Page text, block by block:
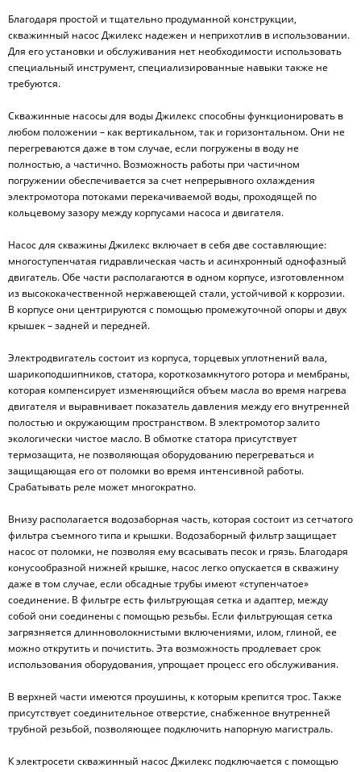
Благодаря простой и тщательно продуманной конструкции,
скважинный насос Джилекс надежен и неприхотлив в использовании.
Для его установки и обслуживания нет необходимости использовать
специальный инструмент, специализированные навыки также не
требуются.
Скважинные насосы для воды Джилекс способны функционировать в
любом положении – как вертикальном, так и горизонтальном. Они не
перегреваются даже в том случае, если погружены в воду не
полностью, а частично. Возможность работы при частичном
погружении обеспечивается за счет непрерывного охлаждения
электромотора потоками перекачиваемой воды, проходящей по
кольцевому зазору между корпусами насоса и двигателя.
Насос для скважины Джилекс включает в себя две составляющие:
многоступенчатая гидравлическая часть и асинхронный однофазный
двигатель. Обе части располагаются в одном корпусе, изготовленном
из высококачественной нержавеющей стали, устойчивой к коррозии.
В корпусе они центрируются с помощью промежуточной опоры и двух
крышек – задней и передней.
Электродвигатель состоит из корпуса, торцевых уплотнений вала,
шарикоподшипников, статора, короткозамкнутого ротора и мембраны,
которая компенсирует изменяющийся объем масла во время нагрева
двигателя и выравнивает показатель давления между его внутренней
полостью и окружающим пространством. В электромотор залито
экологически чистое масло. В обмотке статора присутствует
термозащита, не позволяющая оборудованию перегреваться и
защищающая его от поломки во время интенсивной работы.
Срабатывать реле может многократно.
Внизу располагается водозаборная часть, которая состоит из сетчатого
фильтра съемного типа и крышки. Водозаборный фильтр защищает
насос от поломки, не позволяя ему всасывать песок и грязь. Благодаря
конусообразной нижней крышке, насос легко опускается в скважину
даже в том случае, если обсадные трубы имеют «ступенчатое»
соединение. В фильтре есть фильтрующая сетка и адаптер, между
собой они соединены с помощью резьбы. Если фильтрующая сетка
загрязняется длинноволокнистыми включениями, илом, глиной, ее
можно открутить и почистить. Эта возможность продлевает срок
использования оборудования, упрощает процесс его обслуживания.
В верхней части имеются проушины, к которым крепится трос. Также
присутствует соединительное отверстие, снабженное внутренней
трубной резьбой, позволяющее подключить напорную магистраль.
К электросети скважинный насос Джилекс подключается с помощью